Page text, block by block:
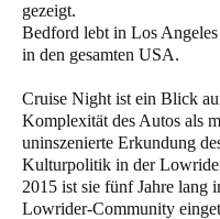
gezeigt.
Bedford lebt in Los
in den gesamten USA.
Cruise Night ist ein Blick
Komplexität des Autos als
uninszenierte Erkundung
Kulturpolitik in der
2015 ist sie fünf Jahre lang
Lowrider-Community